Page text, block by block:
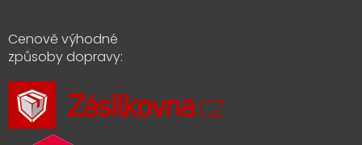
Cenově výhodné
způsoby dopravy: